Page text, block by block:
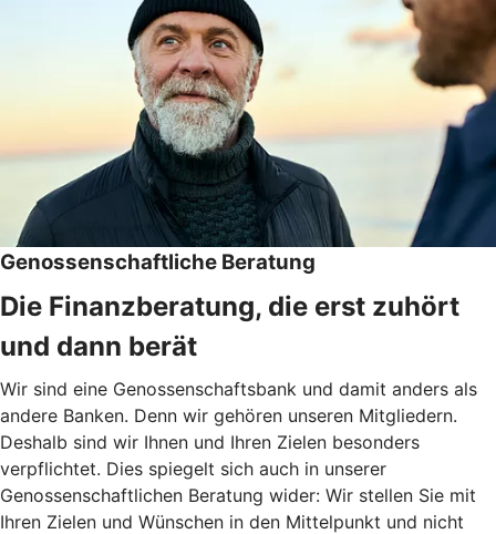
Genossenschaftliche Beratung
Die Finanzberatung, die erst zuhört
und dann berät
Wir sind eine Genossenschaftsbank und damit anders als
andere Banken. Denn wir gehören unseren Mitgliedern.
Deshalb sind wir Ihnen und Ihren Zielen besonders
verpflichtet. Dies spiegelt sich auch in unserer
Genossenschaftlichen Beratung wider: Wir stellen Sie mit
Ihren Zielen und Wünschen in den Mittelpunkt und nicht